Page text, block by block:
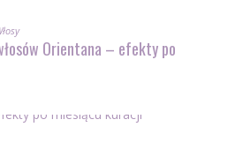
Orientana – efekty po